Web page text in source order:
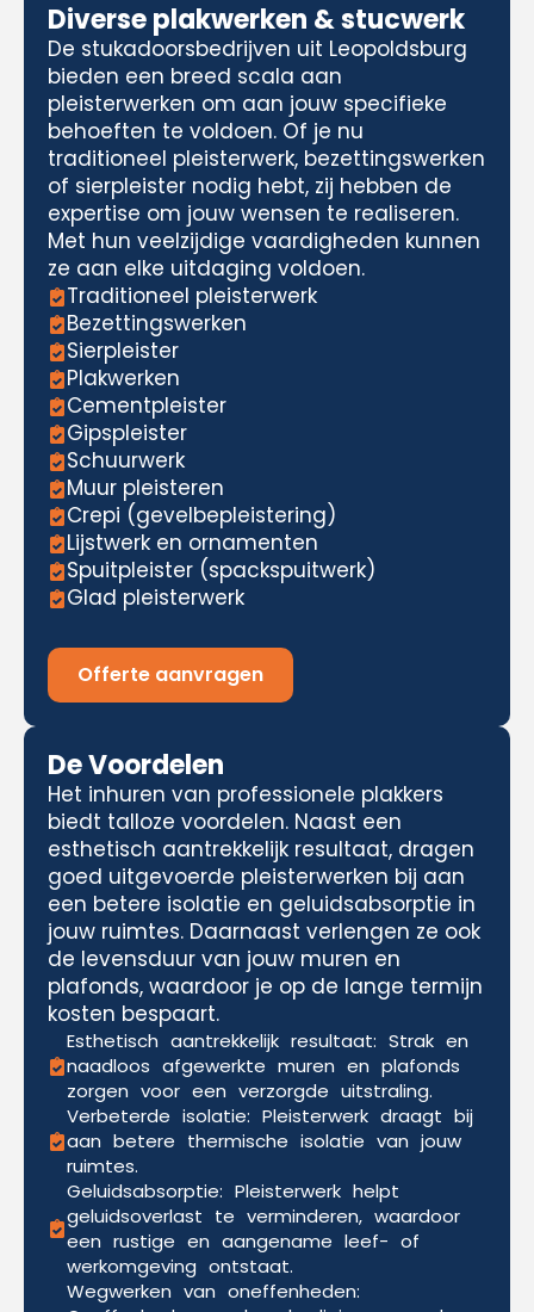
Diverse plakwerken & stucwerk
De stukadoorsbedrijven uit Leopoldsburg
bieden een breed scala aan
pleisterwerken om aan jouw specifieke
behoeften te voldoen. Of je nu
traditioneel pleisterwerk, bezettingswerken
of sierpleister nodig hebt, zij hebben de
expertise om jouw wensen te realiseren.
Met hun veelzijdige vaardigheden kunnen
ze aan elke uitdaging voldoen.
Traditioneel pleisterwerk
Bezettingswerken
Sierpleister
Plakwerken
Cementpleister
Gipspleister
Schuurwerk
Muur pleisteren
Crepi (gevelbepleistering)
Lijstwerk en ornamenten
Spuitpleister (spackspuitwerk)
Glad pleisterwerk
Offerte aanvragen
De Voordelen
Het inhuren van professionele plakkers
biedt talloze voordelen. Naast een
esthetisch aantrekkelijk resultaat, dragen
goed uitgevoerde pleisterwerken bij aan
een betere isolatie en geluidsabsorptie in
jouw ruimtes. Daarnaast verlengen ze ook
de levensduur van jouw muren en
plafonds, waardoor je op de lange termijn
kosten bespaart.
Esthetisch aantrekkelijk resultaat: Strak en
naadloos afgewerkte muren en plafonds
zorgen voor een verzorgde uitstraling.
Verbeterde isolatie: Pleisterwerk draagt bij
aan betere thermische isolatie van jouw
ruimtes.
Geluidsabsorptie: Pleisterwerk helpt
geluidsoverlast te verminderen, waardoor
een rustige en aangename leef- of
werkomgeving ontstaat.
Wegwerken van oneffenheden: